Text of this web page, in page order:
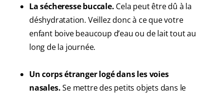
La sécheresse buccale. Cela peut être dû à la
déshydratation. Veillez donc à ce que votre
enfant boive beaucoup d’eau ou de lait tout au
long de la journée.
Un corps étranger logé dans les voies
nasales.Se mettre des petits objets dans le